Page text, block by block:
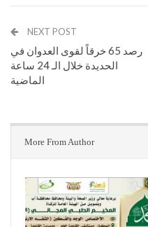
NEXT POST
رصد 65 خرقاً لقوى العدوان في
الحديدة خلال الـ 24 ساعة
الماضية
More From Author